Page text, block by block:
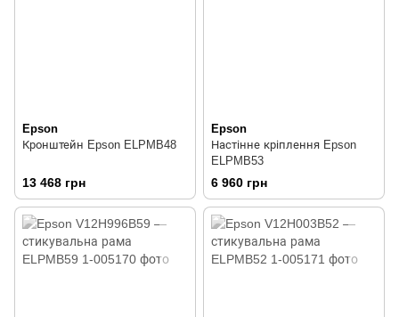
Epson
Кронштейн Epson ELPMB48
13 468 грн
Epson
Настінне кріплення Epson
ELPMB53
6 960 грн